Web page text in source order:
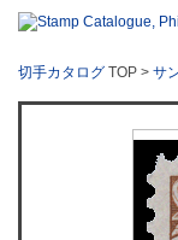
切手カタログ TOP > サ